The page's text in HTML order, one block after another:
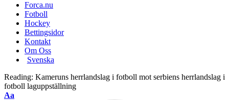
Forca.nu
Fotboll
Hockey
Bettingsidor
Kontakt
Om Oss
Svenska
Reading: Kameruns herrlandslag i fotboll mot serbiens herrlandslag i
fotboll laguppställning
Aa